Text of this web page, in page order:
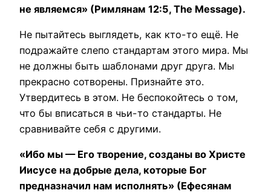
не являемся» (Римлянам 12:5, The Message).
Не пытайтесь выглядеть, как кто-то ещё. Не
подражайте слепо стандартам этого мира. Мы
не должны быть шаблонами друг друга. Мы
прекрасно сотворены. Признайте это.
Утвердитесь в этом. Не беспокойтесь о том,
что бы вписаться в чьи-то стандарты. Не
сравнивайте себя с другими.
«Ибо мы — Его творение, созданы во Христе
Иисусе на добрые дела, которые Бог
предназначил нам исполнять» (Ефесянам